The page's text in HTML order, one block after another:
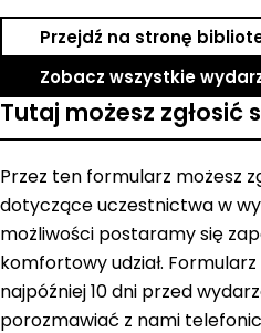
Przejdź na stronę
Zobacz wszystkie
Tutaj możesz zgłosić
Przez ten formularz możesz
dotyczące uczestnictwa w
możliwości postaramy się
komfortowy udział.
najpóźniej 10 dni przed
porozmawiać z nami